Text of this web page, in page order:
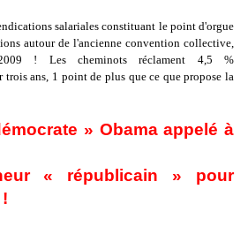
salariales constituant le point d'orgue
autour de l'ancienne convention collective,
2009 ! Les cheminots réclament 4,5 %
trois ans, 1 point de plus que ce que propose la
» Obama appelé à
« républicain » pour